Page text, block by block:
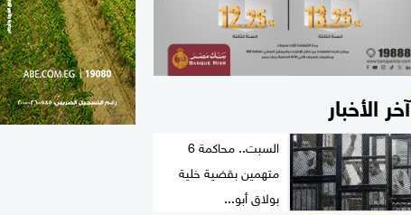
آخر الأخبار
السبت.. محاكمة 6
متهمين بقضية خلية
بولاق أبو...